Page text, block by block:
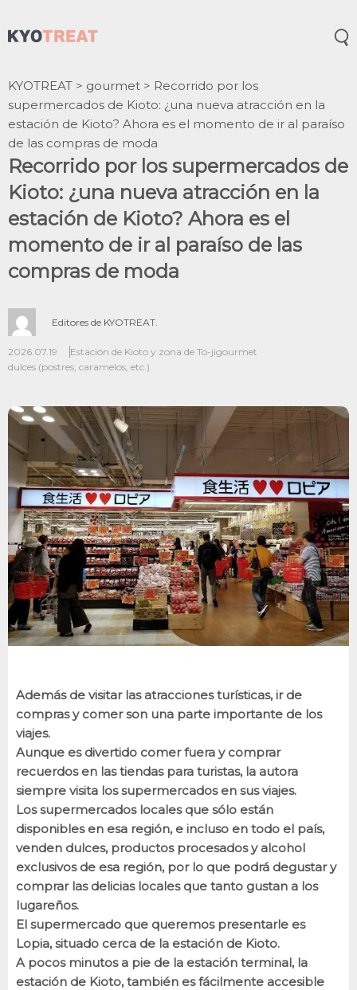
KYOTREAT > gourmet > Recorrido por los
supermercados de Kioto: ¿una nueva atracción en la
estación de Kioto? Ahora es el momento de ir al paraíso
de las compras de moda
Recorrido por los supermercados de
Kioto: ¿una nueva atracción en la
estación de Kioto? Ahora es el
momento de ir al paraíso de las
compras de moda
Editores de KYOTREAT.
2026.07.19 Estación de Kioto y zona de To-jigourmet
dulces (postres, caramelos, etc.)
Además de visitar las atracciones turísticas, ir de
compras y comer son una parte importante de los
viajes.
Aunque es divertido comer fuera y comprar
recuerdos en las tiendas para turistas, la autora
siempre visita los supermercados en sus viajes.
Los supermercados locales que sólo están
disponibles en esa región, e incluso en todo el país,
venden dulces, productos procesados y alcohol
exclusivos de esa región, por lo que podrá degustar y
comprar las delicias locales que tanto gustan a los
lugareños.
El supermercado que queremos presentarle es
Lopia, situado cerca de la estación de Kioto.
A pocos minutos a pie de la estación terminal, la
estación de Kioto, también es fácilmente accesible